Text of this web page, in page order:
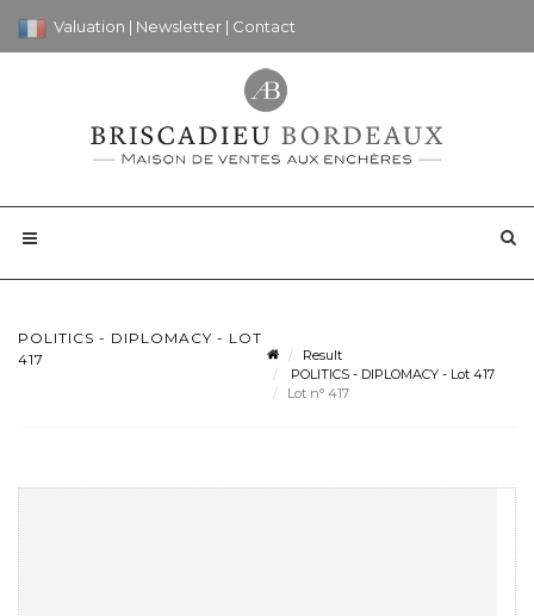
Valuation | Newsletter | Contact
POLITICS - DIPLOMACY - LOT
417
Result
POLITICS - DIPLOMACY - Lot 417
Lot n° 417